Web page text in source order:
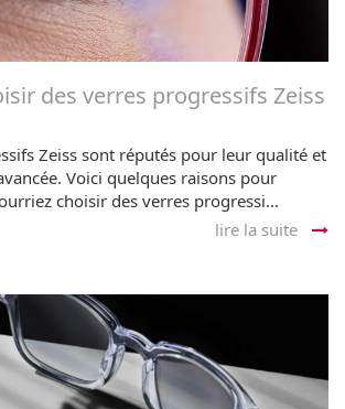
des verres progressifs Zeiss
Zeiss sont réputés pour leur qualité et
Voici quelques raisons pour
choisir des verres progressi...
lire la suite